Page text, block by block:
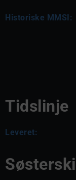
Historiske MMSI:
Tidslinje
Leveret: